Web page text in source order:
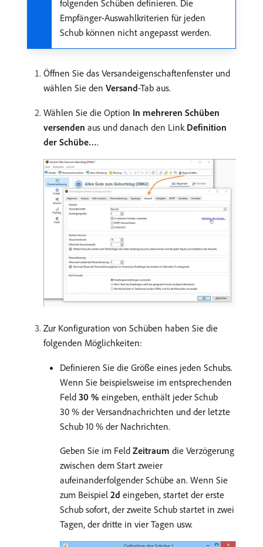
folgenden Schüben definieren. Die
Empfänger-Auswahlkriterien für jeden
Schub können nicht angepasst werden.
Öffnen Sie das Versandeigenschaftenfenster und
wählen Sie den Versand-Tab aus.
Wählen Sie die Option In mehreren Schüben
versenden aus und danach den Link Definition
der Schübe….
Zur Konfiguration von Schüben haben Sie die
folgenden Möglichkeiten:
Definieren Sie die Größe eines jeden Schubs.
Wenn Sie beispielsweise im entsprechenden
Feld 30 % eingeben, enthält jeder Schub
30 % der Versandnachrichten und der letzte
Schub 10 % der Nachrichten.
Geben Sie im Feld Zeitraum die Verzögerung
zwischen dem Start zweier
aufeinanderfolgender Schübe an. Wenn Sie
zum Beispiel 2d eingeben, startet der erste
Schub sofort, der zweite Schub startet in zwei
Tagen, der dritte in vier Tagen usw.